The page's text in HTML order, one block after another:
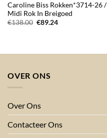
Caroline Biss Rokken*3714-26 /
Midi Rok In Breigoed
€138.00 Oorspronkelijke
€89.24Huidige
OVER ONS
Over Ons
Contacteer Ons